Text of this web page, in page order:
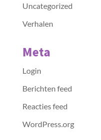
Uncategorized
Verhalen
Meta
Login
Berichten feed
Reacties feed
WordPress.org